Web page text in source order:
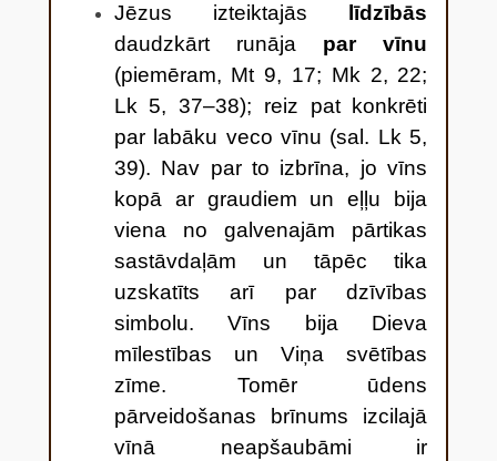
Jēzus izteiktajās
līdzībās
daudzkārt runāja par vīnu
(piemēram, Mt 9, 17; Mk 2, 22;
Lk 5, 37–38); reiz pat konkrēti
par labāku veco vīnu (sal. Lk 5,
39). Nav par to izbrīna, jo vīns
kopā ar graudiem un eļļu bija
viena no galvenajām pārtikas
sastāvdaļām un tāpēc tika
uzskatīts arī par dzīvības
simbolu. Vīns bija Dieva
mīlestības un Viņa svētības
zīme. Tomēr ūdens
pārveidošanas brīnums izcilajā
vīnā neapšaubāmi ir